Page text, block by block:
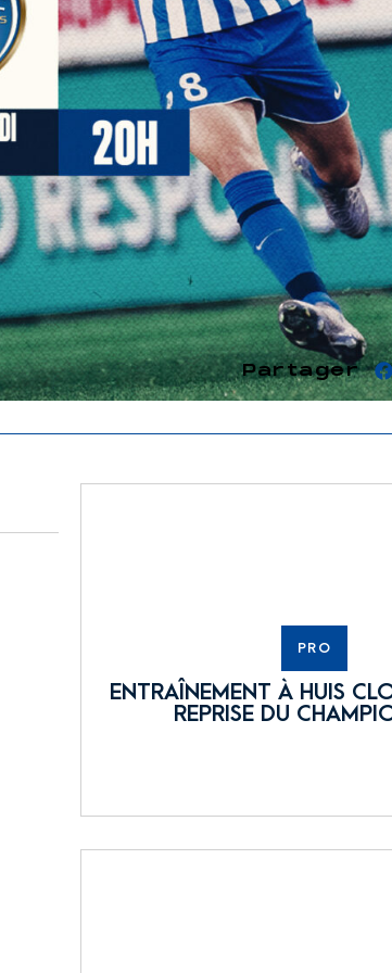
Partager
PRO
ENTRAÎNEMENT À HUIS
REPRISE DU